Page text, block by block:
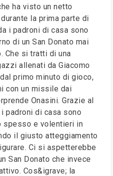
ha visto un netto
la prima parte di
i padroni di casa sono
di un San Donato mai
Che si tratti di una
allenati da Giacomo
primo minuto di gioco,
con un missile dai
Onasini. Grazie al
padroni di casa sono
spesso e volentieri in
il giusto atteggiamento
Ci si aspetterebbe
San Donato che invece
Cos&igrave; la